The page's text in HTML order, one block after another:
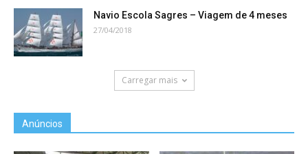
Navio Escola Sagres – Viagem de 4 meses
27/04/2018
Carregar mais
Anúncios